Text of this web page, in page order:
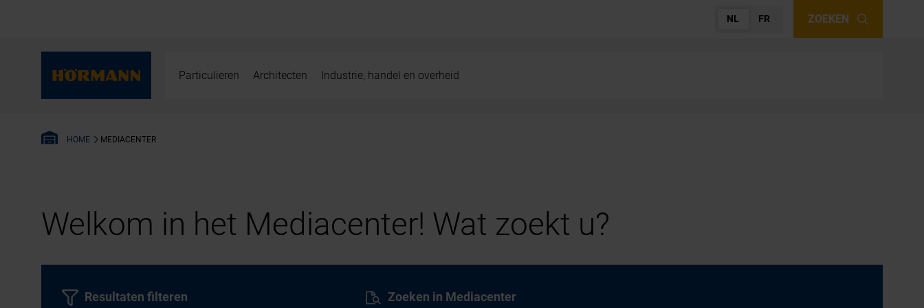
NL FR ZOEKEN
Particulieren Architecten Industrie, handel en overheid
HOME MEDIACENTER
Welkom in het Mediacenter! Wat zoekt u?
Zoeken in Mediacenter
Resultaten filteren